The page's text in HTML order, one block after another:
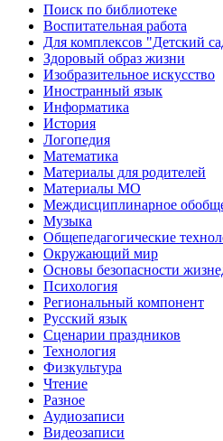
Поиск по библиотеке
Воспитательная работа
Для комплексов "Детский
Здоровый образ жизни
Изобразительное искусство
Иностранный язык
Информатика
История
Логопедия
Математика
Материалы для родителей
Материалы МО
Междисциплинарное
Музыка
Общепедагогические
Окружающий мир
Основы безопасности
Психология
Региональный компонент
Русский язык
Сценарии праздников
Технология
Физкультура
Чтение
Разное
Аудиозаписи
Видеозаписи